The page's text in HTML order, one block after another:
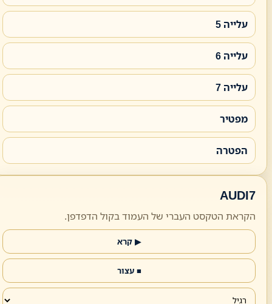
עלייה 5
עלייה 6
עלייה 7
מפטיר
הפטרה
AUDI7
הקראת הטקסט העברי של העמוד בקול הדפדפן.
▶ קרא
■ עצור